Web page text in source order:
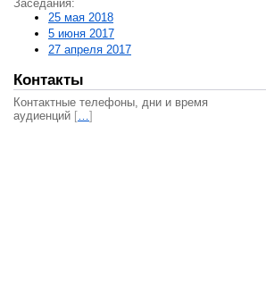
Заседания:
25 мая 2018
5 июня 2017
27 апреля 2017
Контакты
Контактные телефоны, дни и время
аудиенций […]